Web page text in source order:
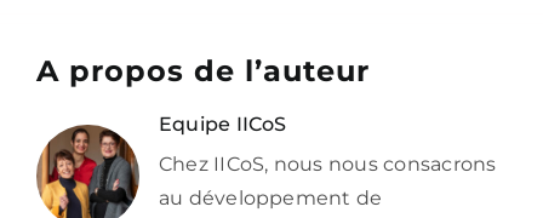
A propos de l’auteur
Equipe IICoS
Chez IICoS, nous nous consacrons
au développement de